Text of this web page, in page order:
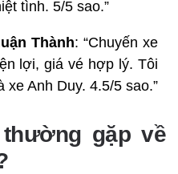
tình. 5/5 sao.”
Thành: “Chuyến xe
lợi, giá vé hợp lý. Tôi
xe Anh Duy. 4.5/5 sao.”
gặp về